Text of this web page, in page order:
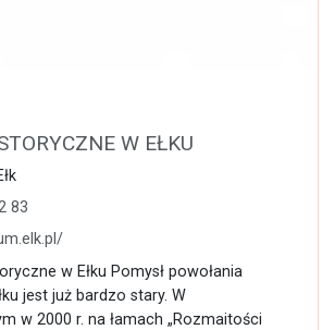
W EŁKU
83
w Ełku Pomysł powołania
jest już bardzo stary. W
w 2000 r. na łamach „Rozmaitości